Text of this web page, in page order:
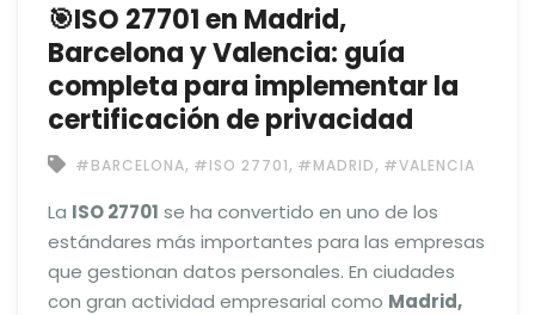
🎯ISO 27701 en Madrid,
Barcelona y Valencia: guía
completa para implementar la
certificación de privacidad
#BARCELONA, #ISO 27701, #MADRID, #VALENCIA
La ISO 27701 se ha convertido en uno de los
estándares más importantes para las empresas
que gestionan datos personales. En ciudades
con gran actividad empresarial como Madrid,